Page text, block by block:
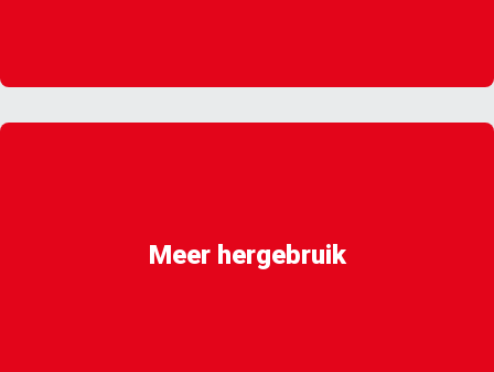
Meer hergebruik